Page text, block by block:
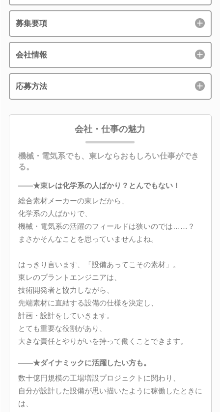
募集要項
会社情報
応募方法
会社・仕事の魅力
機械・電気系でも、東レならおもしろい仕事ができ
る。
――★東レは化学系の人ばかり？とんでもない！
総合素材メーカーの東レだから、
化学系の人ばかりで、
機械・電気系の活躍のフィールドは狭いのでは……？
まさかそんなことを思っていませんよね。
はっきり言います、「設備あってこその素材」。
東レのプラントエンジニアは、
技術開発者と協力しながら、
先端素材に直結する設備の仕様を決定し、
計画・設計をしていきます。
とても重要な役割があり、
大きな責任とやりがいを持って働くことできます。
――★ダイナミックに活躍したい方も。
数十億円規模の工場増設プロジェクトに関わり、
自分が設計した設備が思い描いたように稼働したときに
は、